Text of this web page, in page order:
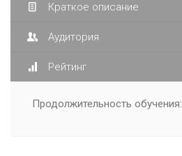
Краткое описание
Аудитория
Рейтинг
Продолжительность обучения: